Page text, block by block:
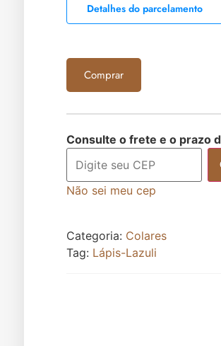
Detalhes do parcelamento
Comprar
Consulte o frete e o prazo
Não sei meu cep
Categoria: Colares
Tag: Lápis-Lazuli